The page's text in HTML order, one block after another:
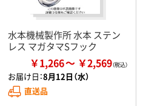
水本機械製作所 水本 ステン
レス マガタマSフック
￥1,266 ￥2,569
お届け日：8月12日（水）
直送品